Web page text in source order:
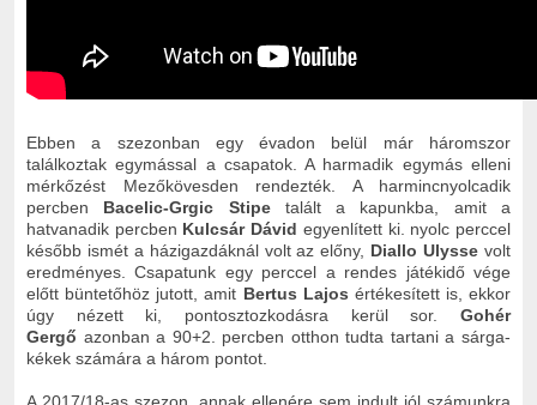
Ebben a szezonban egy évadon belül már háromszor
találkoztak egymással a csapatok. A harmadik egymás elleni
mérkőzést Mezőkövesden rendezték. A harmincnyolcadik
percben
Bacelic-Grgic Stipetalált a kapunkba, amit a
hatvanadik percben Kulcsár Dávid egyenlített ki. nyolc perccel
később ismét a házigazdáknál volt az előny, Diallo Ulysse volt
eredményes. Csapatunk egy perccel a rendes játékidő vége
előtt büntetőhöz jutott, amit Bertus Lajos értékesített is, ekkor
úgy nézett ki, pontosztozkodásra kerül sor. Gohér
Gergő azonban a 90+2. percben otthon tudta tartani a sárga-
kékek számára a három pontot.